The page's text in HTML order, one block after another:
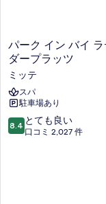
パ
ー
ク
イ
ン
バ
イ
ラ
パーク イン バイ
ダープラッツ
ミッテ
スパ
駐車場あり
10
段
8.4 とても良い
口コミ 2,027 件